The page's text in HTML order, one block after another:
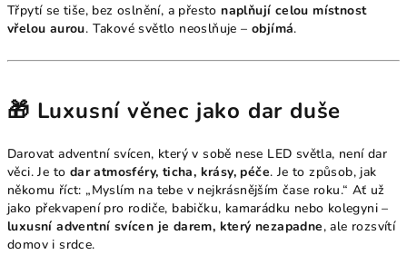
Třpytí se tiše, bez oslnění, a přesto naplňují celou místnost
vřelou aurou. Takové světlo neoslňuje –objímá.
🎁 Luxusní věnec jako dar duše
Darovat adventní svícen, který v sobě nese LED světla, není dar
věci. Je to dar atmosféry, ticha, krásy, péče. Je to způsob, jak
někomu říct: „Myslím na tebe v nejkrásnějším čase roku.“ Ať už
jako překvapení pro rodiče, babičku, kamarádku nebo kolegyni –
luxusní adventní svícen je darem, který nezapadne, ale rozsvítí
domov i srdce.